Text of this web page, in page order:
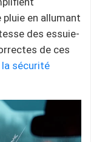
en allumant
des essuie-
de ces
la sécurité